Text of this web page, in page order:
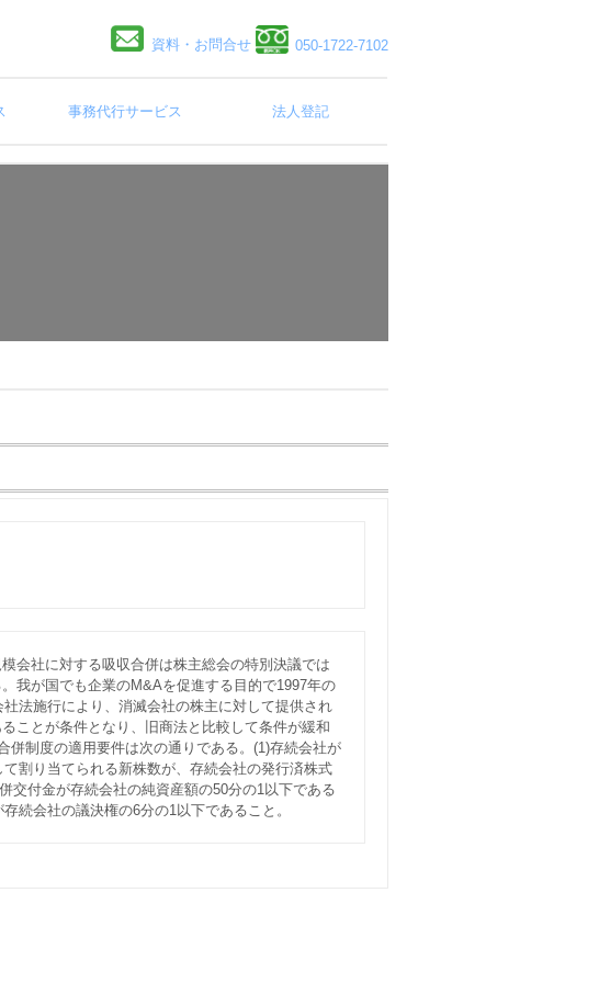
資料・お問合せ 050-1722-7102
事務代行サービス 法人登記
会社に対する吸収合併は株主総会の特別決議では
我が国でも企業のM&Aを促進する目的で1997年の
法施行により、消滅会社の株主に対して提供され
ことが条件となり、旧商法と比較して条件が緩和
併制度の適用要件は次の通りである。(1)存続会社が
割り当てられる新株数が、存続会社の発行済株式
交付金が存続会社の純資産額の50分の1以下である
続会社の議決権の6分の1以下であること。